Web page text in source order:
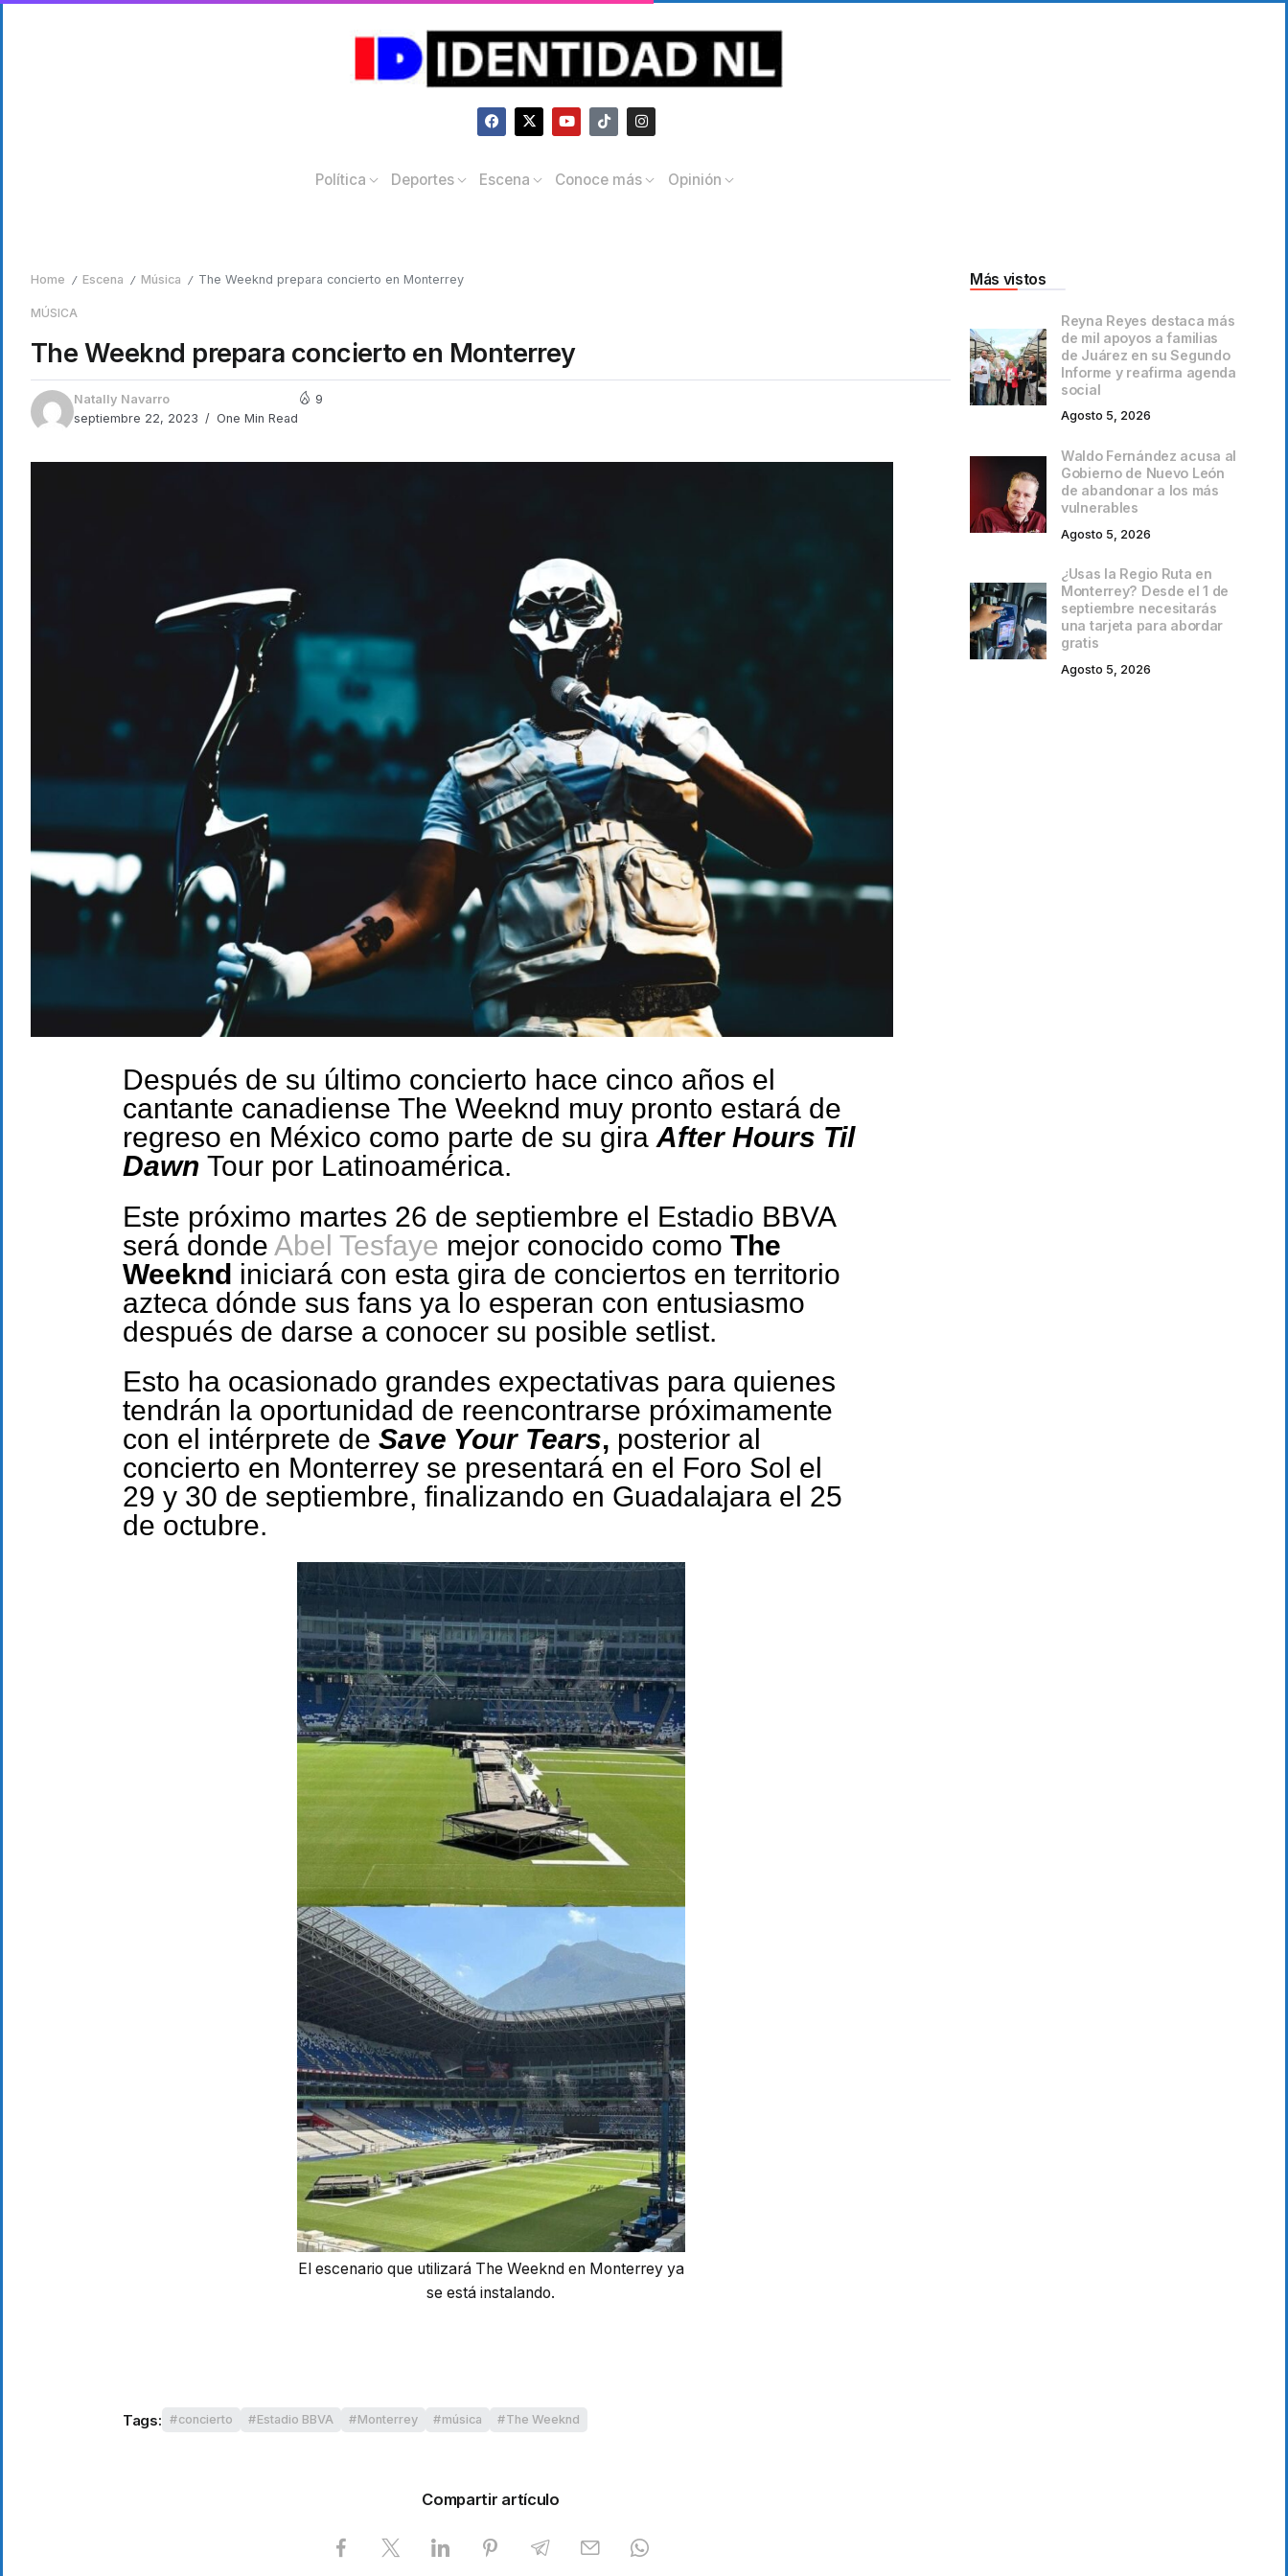
Política Deportes Escena Conoce más Opinión
Home / Escena / Música / The Weeknd prepara concierto en Monterrey
MÚSICA
The Weeknd prepara concierto en Monterrey
Natally Navarro
septiembre 22, 2023
One Min Read
9
Después de su último concierto hace cinco años el
cantante canadiense The Weeknd muy pronto estará de
regreso en México como parte de su gira After Hours Til
Dawn Tour por Latinoamérica.
Este próximo martes 26 de septiembre el Estadio BBVA
será donde Abel Tesfaye mejor conocido como The
Weeknd iniciará con esta gira de conciertos en territorio
azteca dónde sus fans ya lo esperan con entusiasmo
después de darse a conocer su posible setlist.
Esto ha ocasionado grandes expectativas para quienes
tendrán la oportunidad de reencontrarse próximamente
con el intérprete de Save Your Tears, posterior al
concierto en Monterrey se presentará en el Foro Sol el
29 y 30 de septiembre, finalizando en Guadalajara el 25
de octubre.
El escenario que utilizará The Weeknd en Monterrey ya
se está instalando.
Tags: concierto Estadio BBVA Monterrey música The Weeknd
Compartir artículo
Más vistos
Reyna Reyes destaca más
de mil apoyos a familias
de Juárez en su Segundo
Informe y reafirma agenda
social
Agosto 5, 2026
Waldo Fernández acusa al
Gobierno de Nuevo León
de abandonar a los más
vulnerables
Agosto 5, 2026
¿Usas la Regio Ruta en
Monterrey? Desde el 1 de
septiembre necesitarás
una tarjeta para abordar
gratis
Agosto 5, 2026